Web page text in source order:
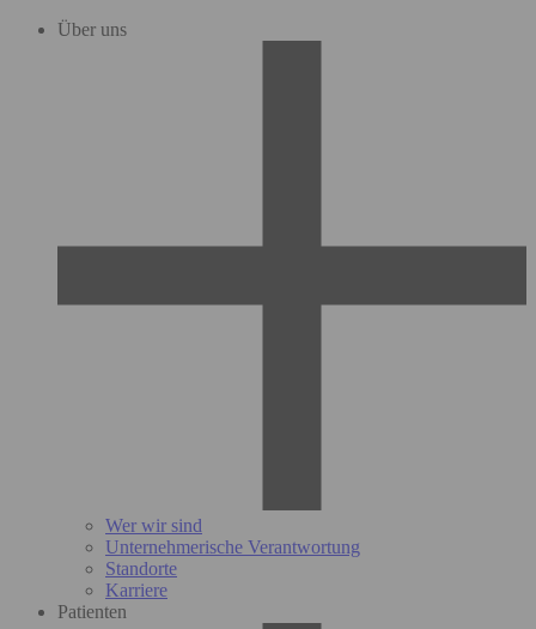
Über uns
Wer wir sind
Unternehmerische Verantwortung
Standorte
Karriere
Patienten